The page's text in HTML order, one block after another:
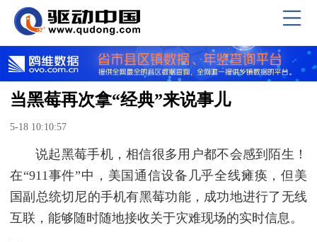
当黑莓再次拿“经典”来说事儿
5-18 10:10:57
说起黑莓手机，相信很多用户都不会感到陌生！
在“911事件”中，美国通信设备几乎全线瘫痪，但美
国副总统切尼的手机有黑莓功能，成功地进行了无线
互联，能够随时随地接收关于灾难现场的实时信息。